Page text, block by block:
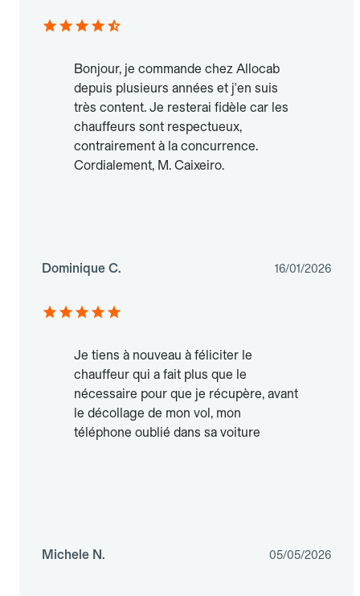
Bonjour, je commande chez Allocab
depuis plusieurs années et j'en suis
très content. Je resterai fidèle car les
chauffeurs sont respectueux,
contrairement à la concurrence.
Cordialement, M. Caixeiro.
Dominique C. 16/01/2026
Je tiens à nouveau à féliciter le
chauffeur qui a fait plus que le
nécessaire pour que je récupère, avant
le décollage de mon vol, mon
téléphone oublié dans sa voiture
Michele N. 05/05/2026